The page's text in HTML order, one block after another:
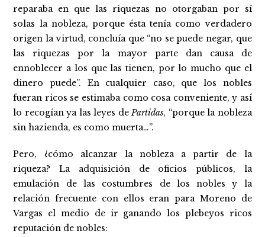
reparaba en que las riquezas no otorgaban por sí
solas la nobleza, porque ésta tenía como verdadero
origen la virtud, concluía que “no se puede negar, que
las riquezas por la mayor parte dan causa de
ennoblecer a los que las tienen, por lo mucho que el
dinero puede”. En cualquier caso, que los nobles
fueran ricos se estimaba como cosa conveniente, y así
lo recogían ya las leyes dePartidas, “porque la nobleza
sin hazienda, es como muerta…”.
Pero, ¿cómo alcanzar la nobleza a partir de la
riqueza? La adquisición de oficios públicos, la
emulación de las costumbres de los nobles y la
relación frecuente con ellos eran para Moreno de
Vargas el medio de ir ganando los plebeyos ricos
reputación de nobles: